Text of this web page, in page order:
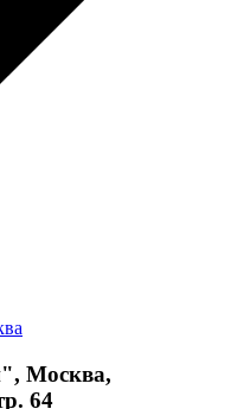
Москва,
64